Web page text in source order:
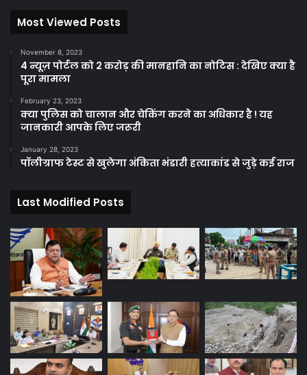
Most Viewed Posts
November 8, 2023
4 न्यूज़ पोर्टल को 2 करोड़ की मानहानि का नोटिस : देखिए क्या है
पूरा मामला
February 23, 2023
क्या पुलिस को चालान और चेकिंग करने का अधिकार है ! यह
जानकारी आपके लिए जरूरी
January 28, 2023
पॉलीग्राफ टेस्ट से खुलेगा अंकिता भंडारी हत्याकांड से जुड़े कई राज
Last Modified Posts